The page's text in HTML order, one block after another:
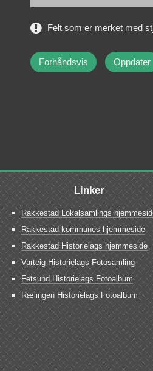
Felt som er merket med
Linker
Rakkestad Lokalsamlings
Rakkestad kommunes hjemmeside
Rakkestad Historielags hjemmeside
Varteig Historielags Fotosamling
Fetsund Historielags Fotoalbum
Rælingen Historielags Fotoalbum